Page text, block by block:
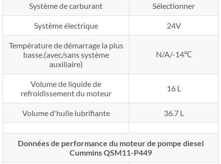
Système de carburant Sélectionner
Système électrique 24V
Température de démarrage la plus
basse.(avec/sans système
auxiliaire)
N/A/-14℃
Volume de liquide de
refroidissement du moteur
16 L
Volume d'huile lubrifiante 36.7 L
Données de performance du moteur de pompe diesel
Cummins QSM11-P449